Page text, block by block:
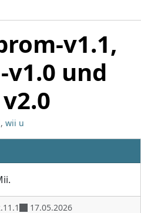
v1.1,
und
, wii u
17.05.2026